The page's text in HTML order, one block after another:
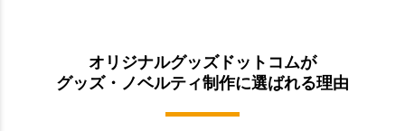
オリジナルグッズドットコムが
グッズ・ノベルティ制作に選ばれる理由